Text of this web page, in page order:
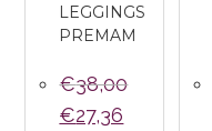
LEGGINGS
PREMAM
€38,00
€27,36